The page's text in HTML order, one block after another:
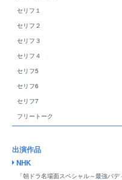
セリフ１
セリフ２
セリフ３
セリフ４
セリフ5
セリフ6
セリフ7
フリートーク
出演作品
NHK
「朝ドラ名場面スペシャル～最強バ